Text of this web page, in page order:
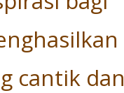
cantik dan